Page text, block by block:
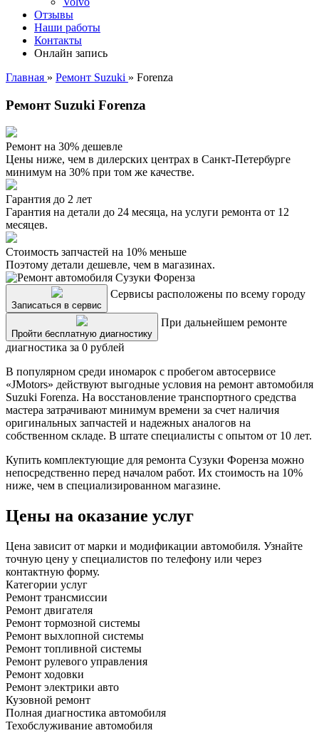
Отзывы
Наши работы
Контакты
Онлайн запись
Главная » Ремонт Suzuki » Forenza
Ремонт Suzuki Forenza
Ремонт на 30% дешевле
Цены ниже, чем в дилерских центрах в Санкт-Петербурге
минимум на 30% при том же качестве.
Гарантия до 2 лет
Гарантия на детали до 24 месяца, на услуги ремонта от 12
месяцев.
Стоимость запчастей на 10% меньше
Поэтому детали дешевле, чем в магазинах.
Записаться в сервис
Сервисы расположены по всему городу
Пройти бесплатную диагностику
При дальнейшем ремонте
диагностика за 0 рублей
В популярном среди иномарок с пробегом автосервисе
«JMotors» действуют выгодные условия на ремонт автомобиля
Suzuki Forenza. На восстановление транспортного средства
мастера затрачивают минимум времени за счет наличия
оригинальных запчастей и надежных аналогов на
собственном складе. В штате специалисты с опытом от 10 лет.
Купить комплектующие для ремонта Сузуки Форенза можно
непосредственно перед началом работ. Их стоимость на 10%
ниже, чем в специализированном магазине.
Цены на оказание услуг
Цена зависит от марки и модификации автомобиля. Узнайте
точную цену у специалистов по телефону или через
контактную форму.
Категории услуг
Ремонт трансмиссии
Ремонт двигателя
Ремонт тормозной системы
Ремонт выхлопной системы
Ремонт топливной системы
Ремонт рулевого управления
Ремонт ходовки
Ремонт электрики авто
Кузовной ремонт
Полная диагностика автомобиля
Техобслуживание автомобиля